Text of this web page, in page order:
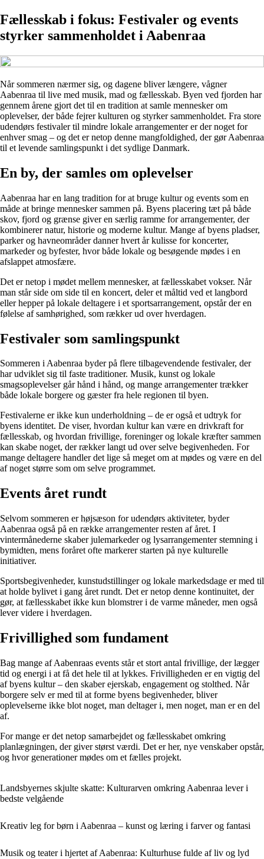
Fællesskab i fokus: Festivaler og events
styrker sammenholdet i Aabenraa
Når sommeren nærmer sig, og dagene bliver længere, vågner
Aabenraa til live med musik, mad og fællesskab. Byen ved fjorden har
gennem årene gjort det til en tradition at samle mennesker om
oplevelser, der både fejrer kulturen og styrker sammenholdet. Fra store
udendørs festivaler til mindre lokale arrangementer er der noget for
enhver smag – og det er netop denne mangfoldighed, der gør Aabenraa
til et levende samlingspunkt i det sydlige Danmark.
En by, der samles om oplevelser
Aabenraa har en lang tradition for at bruge kultur og events som en
måde at bringe mennesker sammen på. Byens placering tæt på både
skov, fjord og grænse giver en særlig ramme for arrangementer, der
kombinerer natur, historie og moderne kultur. Mange af byens pladser,
parker og havneområder danner hvert år kulisse for koncerter,
markeder og byfester, hvor både lokale og besøgende mødes i en
afslappet atmosfære.
Det er netop i mødet mellem mennesker, at fællesskabet vokser. Når
man står side om side til en koncert, deler et måltid ved et langbord
eller hepper på lokale deltagere i et sportsarrangement, opstår der en
følelse af samhørighed, som rækker ud over hverdagen.
Festivaler som samlingspunkt
Sommeren i Aabenraa byder på flere tilbagevendende festivaler, der
har udviklet sig til faste traditioner. Musik, kunst og lokale
smagsoplevelser går hånd i hånd, og mange arrangementer trækker
både lokale borgere og gæster fra hele regionen til byen.
Festivalerne er ikke kun underholdning – de er også et udtryk for
byens identitet. De viser, hvordan kultur kan være en drivkraft for
fællesskab, og hvordan frivillige, foreninger og lokale kræfter sammen
kan skabe noget, der rækker langt ud over selve begivenheden. For
mange deltagere handler det lige så meget om at mødes og være en del
af noget større som om selve programmet.
Events året rundt
Selvom sommeren er højsæson for udendørs aktiviteter, byder
Aabenraa også på en række arrangementer resten af året. I
vintermånederne skaber julemarkeder og lysarrangementer stemning i
bymidten, mens foråret ofte markerer starten på nye kulturelle
initiativer.
Sportsbegivenheder, kunstudstillinger og lokale markedsdage er med til
at holde bylivet i gang året rundt. Det er netop denne kontinuitet, der
gør, at fællesskabet ikke kun blomstrer i de varme måneder, men også
lever videre i hverdagen.
Frivillighed som fundament
Bag mange af Aabenraas events står et stort antal frivillige, der lægger
tid og energi i at få det hele til at lykkes. Frivilligheden er en vigtig del
af byens kultur – den skaber ejerskab, engagement og stolthed. Når
borgere selv er med til at forme byens begivenheder, bliver
oplevelserne ikke blot noget, man deltager i, men noget, man er en del
af.
For mange er det netop samarbejdet og fællesskabet omkring
planlægningen, der giver størst værdi. Det er her, nye venskaber opstår,
og hvor generationer mødes om et fælles projekt.
Landsbyernes skjulte skatte: Kulturarven omkring Aabenraa lever i
bedste velgående
Kreativ leg for børn i Aabenraa – kunst og læring i farver og fantasi
Musik og teater i hjertet af Aabenraa: Kulturhuse fulde af liv og lyd